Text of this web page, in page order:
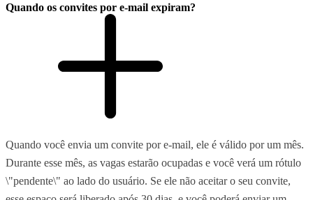
Quando os convites por e-mail expiram?
Quando você envia um convite por e-mail, ele é válido por um mês.
Durante esse mês, as vagas estarão ocupadas e você verá um rótulo
\"pendente\" ao lado do usuário. Se ele não aceitar o seu convite,